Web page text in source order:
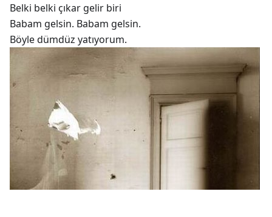
Belki belki çıkar gelir biri
Babam gelsin. Babam gelsin.
Böyle dümdüz yatıyorum.